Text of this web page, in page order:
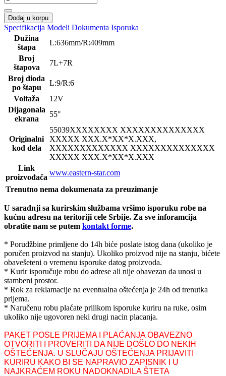
Dodaj u korpu
Specifikacija Modeli Dokumenta Isporuka
Dužina
štapa
L:636mm/R:409mm
Broj
štapova
7L+7R
Broj dioda
po štapu
L:9/R:6
Voltaža
12V
Dijagonala
ekrana
55"
Originalni
kod dela
55039XXXXXXXX XXXXXXXXXXXXXX
XXXXX XXX.X*XX*X.XXX,
XXXXXXXXXXXXX XXXXXXXXXXXXXX
XXXXX XXX.X*XX*X.XXX
Link
proizvođača
www.eastern-star.com
Trenutno nema dokumenata za preuzimanje
U saradnji sa kurirskim službama vršimo isporuku robe na
kućnu adresu na teritoriji cele Srbije. Za sve inforamcija
obratite nam se putem kontakt forme.
* Porudžbine primljene do 14h biće poslate istog dana (ukoliko je
poručen proizvod na stanju). Ukoliko proizvod nije na stanju, bićete
obavešeteni o vremenu isporuke datog proizvoda.
* Kurir isporučuje robu do adrese ali nije obavezan da unosi u
stambeni prostor.
* Rok za reklamacije na eventualna oštećenja je 24h od trenutka
prijema.
* Naručenu robu plaćate prilikom isporuke kuriru na ruke, osim
ukoliko nije ugovoren neki drugi nacin placanja.
PAKET POSLE PRIJEMA I PLAĆANJA OBAVEZNO
OTVORITI I PROVERITI DA NIJE DOŠLO DO NEKIH
OŠTEĆENJA. U SLUČAJU OŠTEĆENJA PRIJAVITI
KURIRU KAKO BI SE NAPRAVIO ZAPISNIK I U
NAJKRAĆEM ROKU NADOKNADILA ŠTETA